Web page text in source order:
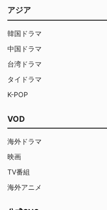
アジア
韓国ドラマ
中国ドラマ
台湾ドラマ
タイドラマ
K-POP
VOD
海外ドラマ
映画
TV番組
海外アニメ